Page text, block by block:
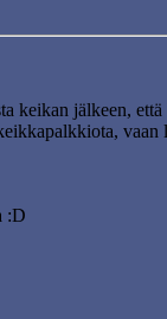
keikan jälkeen,
:D